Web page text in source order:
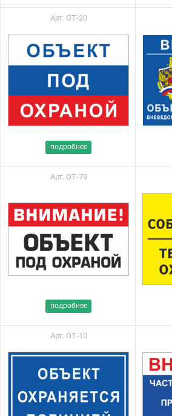
Арт. ОТ-20
подробнее
Арт. ОТ-79
подробнее
Арт. ОТ-10